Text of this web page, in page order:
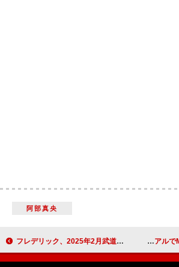
阿部真央
フレデリック、2025年2月武道館公演のライブ音源配信リリース決定 HANA、新曲「